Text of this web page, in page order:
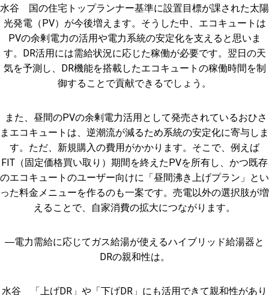
水谷 国の住宅トップランナー基準に設置目標が課された太陽
光発電（PV）が今後増えます。そうした中、エコキュートは
PVの余剰電力の活用や電力系統の安定化を支えると思いま
す。DR活用には需給状況に応じた稼働が必要です。翌日の天
気を予測し、DR機能を搭載したエコキュートの稼働時間を制
御することで貢献できるでしょう。
また、昼間のPVの余剰電力活用として発売されているおひさ
まエコキュートは、逆潮流が減るため系統の安定化に寄与しま
す。ただ、新規購入の費用がかかります。そこで、例えば
FIT（固定価格買い取り）期間を終えたPVを所有し、かつ既存
のエコキュートのユーザー向けに「昼間沸き上げプラン」とい
った料金メニューを作るのも一案です。売電以外の選択肢が増
えることで、自家消費の拡大につながります。
―電力需給に応じてガス給湯が使えるハイブリッド給湯器と
DRの親和性は。
水谷 「上げDR」や「下げDR」にも活用できて親和性があり